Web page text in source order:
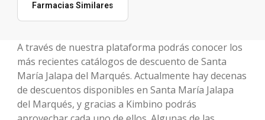
Farmacias Similares
A través de nuestra plataforma podrás conocer los
más recientes catálogos de descuento de Santa
María Jalapa del Marqués. Actualmente hay decenas
de descuentos disponibles en Santa María Jalapa
del Marqués, y gracias a Kimbino podrás